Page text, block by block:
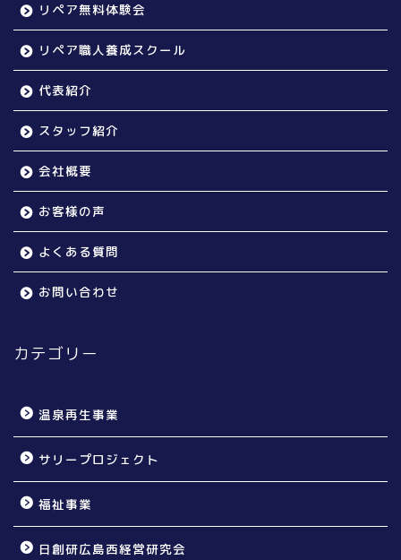
リペア無料体験会
リペア職人養成スクール
代表紹介
スタッフ紹介
会社概要
お客様の声
よくある質問
お問い合わせ
カテゴリー
温泉再生事業
サリープロジェクト
福祉事業
日創研広島西経営研究会